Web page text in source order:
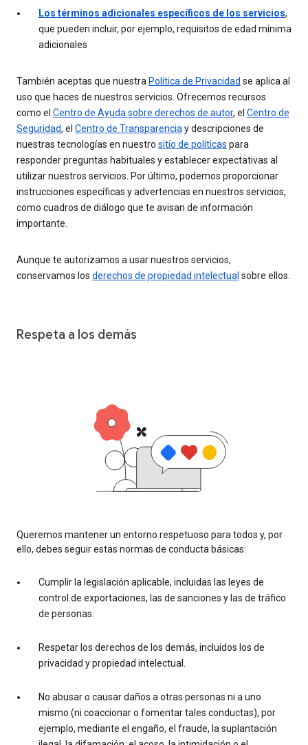
Los términos adicionales específicos de los servicios,
que pueden incluir, por ejemplo, requisitos de edad mínima
adicionales
También aceptas que nuestra Política de Privacidad se aplica al
uso que haces de nuestros servicios. Ofrecemos recursos
como el Centro de Ayuda sobre derechos de autor, el Centro de
Seguridad, el Centro de Transparencia y descripciones de
nuestras tecnologías en nuestro sitio de políticas para
responder preguntas habituales y establecer expectativas al
utilizar nuestros servicios. Por último, podemos proporcionar
instrucciones específicas y advertencias en nuestros servicios,
como cuadros de diálogo que te avisan de información
importante.
Aunque te autorizamos a usar nuestros servicios,
conservamos los derechos de propiedad intelectual sobre ellos.
Respeta a los demás
Queremos mantener un entorno respetuoso para todos y, por
ello, debes seguir estas normas de conducta básicas:
Cumplir la legislación aplicable, incluidas las leyes de
control de exportaciones, las de sanciones y las de tráfico
de personas.
Respetar los derechos de los demás, incluidos los de
privacidad y propiedad intelectual.
No abusar o causar daños a otras personas ni a uno
mismo (ni coaccionar o fomentar tales conductas), por
ejemplo, mediante el engaño, el fraude, la suplantación